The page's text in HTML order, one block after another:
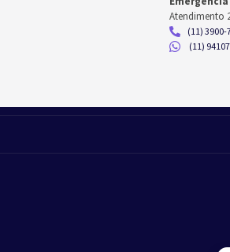
Atendimento
(11) 3900-
(11)